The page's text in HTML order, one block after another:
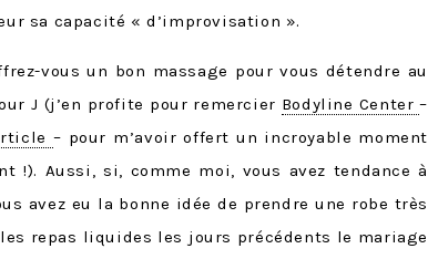
sa capacité « d’improvisation ».
vous un bon massage pour vous détendre au
J (j’en profite pour remercier Bodyline Center–
– pour m’avoir offert un incroyable moment
!). Aussi, si, comme moi, vous avez tendance à
avez eu la bonne idée de prendre une robe très
repas liquides les jours précédents le mariage